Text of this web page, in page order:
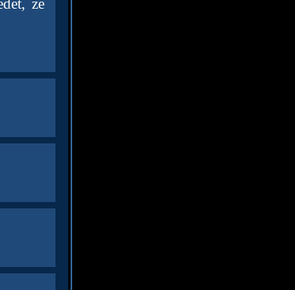
ze